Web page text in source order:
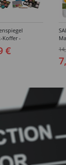
Koffer -
€